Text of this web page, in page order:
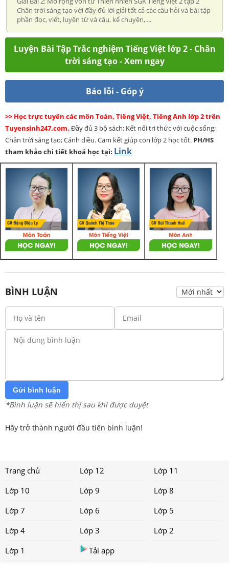
Chân trời sáng tạo với đầy đủ lời giải tất cả các câu hỏi và bài tập
phần đọc, viết, luyện từ và câu, kể chuyện,....
Luyện Bài Tập Trắc nghiệm Tiếng Việt lớp 2 - Chân
trời sáng tạo - Xem ngay
Báo lỗi - Góp ý
>> Học trực tuyến các môn Toán, Tiếng Việt, Tiếng Anh lớp 2 trên
Tuyensinh247.com. Đầy đủ 3 bộ sách: Kết nối tri thức với cuộc sống;
Chân trời sáng tạo; Cánh diều. Cam kết giúp con lớp 2 học tốt. PH/HS
tham khảo chi tiết khoá học tại: Link
BÌNH LUẬN
Gửi bình luận
*Bình luận sẽ hiển thị sau khi được duyệt
Hãy trở thành người đầu tiên bình luận!
Trang chủ Lớp 12
Lớp 11
Lớp 10
Lớp 9
Lớp 8
Lớp 7
Lớp 6
Lớp 5
Lớp 4
Lớp 3
Lớp 2
Lớp 1
Tải app